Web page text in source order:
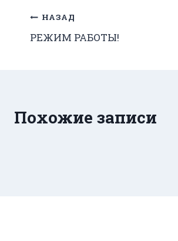
Навигация
по
НАЗАД
РЕЖИМ РАБОТЫ!
Похожие записи